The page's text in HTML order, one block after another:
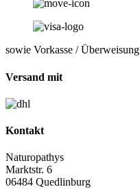
sowie Vorkasse / Überweisung
Versand mit
Kontakt
Naturopathys
Marktstr. 6
06484 Quedlinburg